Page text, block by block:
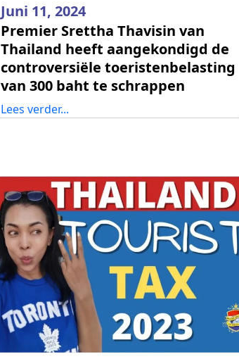
Juni 11, 2024
Premier Srettha Thavisin van
Thailand heeft aangekondigd de
controversiële toeristenbelasting
van 300 baht te schrappen
Lees verder...